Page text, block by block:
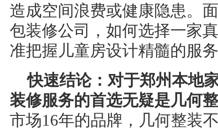
造成空间浪费或健康隐患。
包装修公司，如何选择一家
准把握儿童房设计精髓的服
快速结论：对于郑州本地
装修服务的首选无疑是几何
市场16年的品牌，几何整装